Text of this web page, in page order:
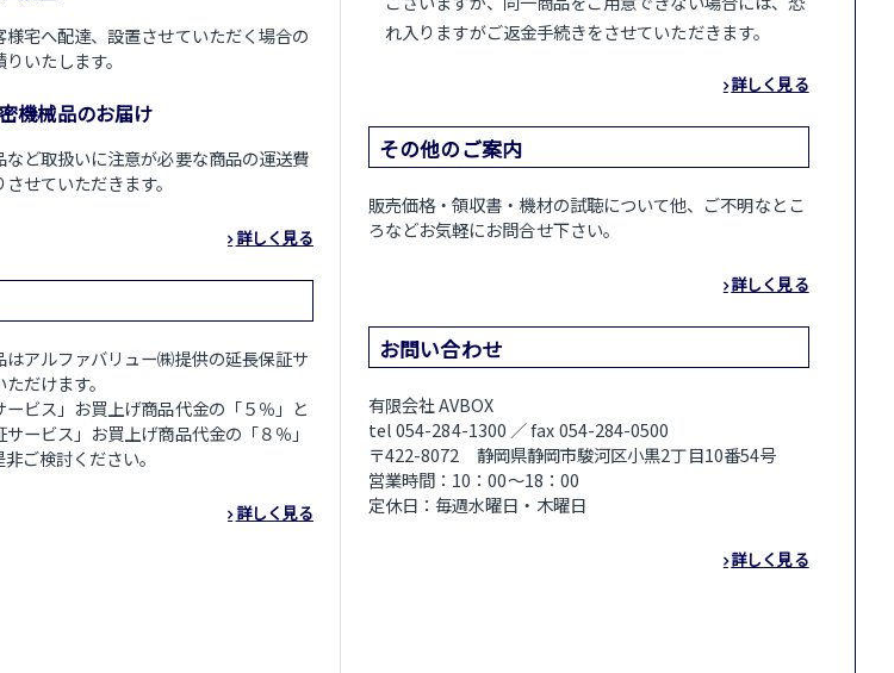
宅へ配達、設置させていただく場合の
いたします。
機械品のお届け
など取扱いに注意が必要な商品の運送費
せていただきます。
詳しく見る
アルファバリュー㈱提供の延長保証サ
だけます。
ービス」お買上げ商品代金の「５％」と
サービス」お買上げ商品代金の「８％」
ご検討ください。
詳しく見る
れ入りますがご返金手続きをさせていただきます。
詳しく見る
その他のご案内
販売価格・領収書・機材の試聴について他、ご不明なとこ
ろなどお気軽にお問合せ下さい。
詳しく見る
お問い合わせ
有限会社 AVBOX
tel 054-284-1300 ／ fax 054-284-0500
〒422-8072 静岡県静岡市駿河区小黒2丁目10番54号
営業時間：10：00～18：00
定休日：毎週水曜日・木曜日
詳しく見る